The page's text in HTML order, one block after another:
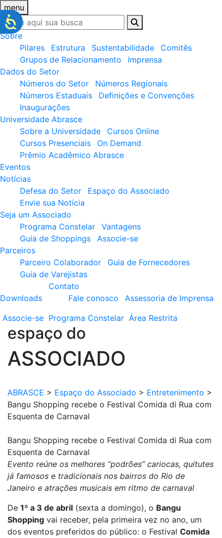
menu
Sobre
Pilares
Estrutura Sustentabilidade
Comitês
Grupos de Relacionamento
Imprensa
Dados do Setor
Números do Setor
Números Regionais
Números Estaduais
Definições e Convenções
Inaugurações
Universidade Abrasce
Sobre a Universidade
Cursos Online
Cursos Presenciais
On Demand
Prêmio Acadêmico Abrasce
Eventos
Notícias
Defesa do Setor
Espaço do Associado
Envie sua Notícia
Seja um Associado
Programa Constelar
Vantagens
Guia de Shoppings
Associe-se
Parceiros
Parceiro Colaborador
Guia de Fornecedores
Guia de Varejistas
Downloads
Contato
Fale conosco
Assessoria de Imprensa
Associe-se Programa Constelar Área Restrita
espaço do
ASSOCIADO
ABRASCE > Espaço do Associado > Entretenimento >
Bangu Shopping recebe o Festival Comida di Rua com
Esquenta de Carnaval
Bangu Shopping recebe o Festival Comida di Rua com
Esquenta de Carnaval
Evento reúne os melhores “podrões” cariocas, quitutes
já famosos e tradicionais nos bairros do Rio de
Janeiro e atrações musicais em ritmo de carnaval
De 1º a 3 de abril (sexta a domingo), o Bangu
Shopping vai receber, pela primeira vez no ano, um
dos eventos preferidos do público: o Festival Comida